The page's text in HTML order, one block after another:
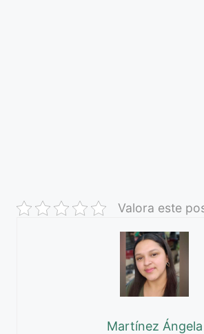
Valora este
Martínez Ángela